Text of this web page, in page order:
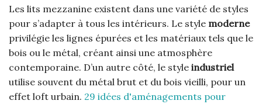
Les lits mezzanine existent dans une variété de styles
pour s’adapter à tous les intérieurs. Le style moderne
privilégie les lignes épurées et les matériaux tels que le
bois ou le métal, créant ainsi une atmosphère
contemporaine. D’un autre côté, le style industriel
utilise souvent du métal brut et du bois vieilli, pour un
effet loft urbain. 29 idées d'aménagements pour